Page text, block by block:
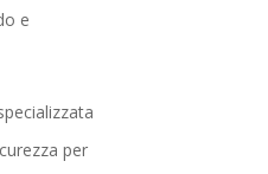
e
per